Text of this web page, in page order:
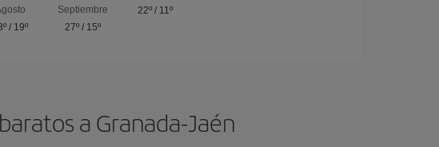
/ 19º
Septiembre
27º/ 15º
22º/ 11º
a Granada-Jaén